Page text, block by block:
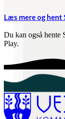
Læs mere og hent
Du kan også
Play.